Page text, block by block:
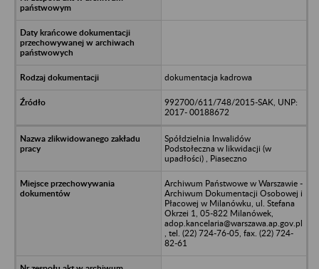
dokumentacja kadrowa
992700/611/748/2015-SAK, UNP:
2017- 00188672
Spółdzielnia Inwalidów
Podstołeczna w likwidacji (w
upadłości) , Piaseczno
Archiwum Państwowe w Warszawie -
Archiwum Dokumentacji Osobowej i
Płacowej w Milanówku, ul. Stefana
Okrzei 1, 05-822 Milanówek,
adop.kancelaria@warszawa.ap.gov.pl
, tel. (22) 724-76-05, fax. (22) 724-
82-61